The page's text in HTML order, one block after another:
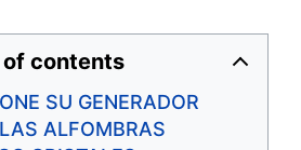
of contents
SU GENERADOR
ALFOMBRAS